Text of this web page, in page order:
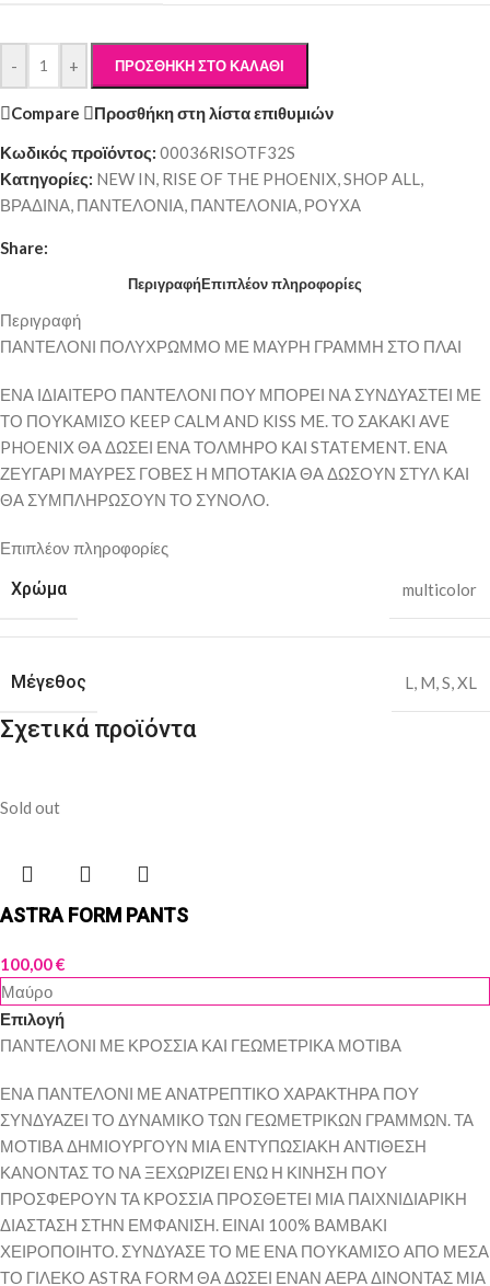
- + ΠΡΟΣΘΉΚΗ ΣΤΟ ΚΑΛΆΘΙ
Compare
Προσθήκη στη λίστα επιθυμιών
Κωδικός προϊόντος: 00036RISOTF32S
Κατηγορίες: NEW IN, RISE OF THE PHOENIX,SHOP ALL,
ΒΡΑΔΙΝΑ, ΠΑΝΤΕΛΟΝΙΑ, ΠΑΝΤΕΛΟΝΙΑ, ΡΟΥΧΑ
Share:
ΠεριγραφήΕπιπλέον πληροφορίες
Περιγραφή
ΠΑΝΤΕΛΟΝΙ ΠΟΛΥΧΡΩΜΜΟ ΜΕ ΜΑΥΡΗ ΓΡΑΜΜΗ ΣΤΟ ΠΛΑΙ
ΕΝΑ ΙΔΙΑΙΤΕΡΟ ΠΑΝΤΕΛΟΝΙ ΠΟΥ ΜΠΟΡΕΙ ΝΑ ΣΥΝΔΥΑΣΤΕΙ ΜΕ
ΤΟ ΠΟΥΚΑΜΙΣΟ KEEP CALM AND KISS ME. ΤΟ ΣΑΚΑΚΙ AVE
PHOENIX ΘΑ ΔΩΣΕΙ ΕΝΑ ΤΟΛΜΗΡΟ ΚΑΙ STATEMENT. ΕΝΑ
ΖΕΥΓΑΡΙ ΜΑΥΡΕΣ ΓΟΒΕΣ Η ΜΠΟΤΑΚΙΑ ΘΑ ΔΩΣΟΥΝ ΣΤΥΛ ΚΑΙ
ΘΑ ΣΥΜΠΛΗΡΩΣΟΥΝ ΤΟ ΣΥΝΟΛΟ.
Επιπλέον πληροφορίες
Χρώμα multicolor
Μέγεθος L, M,S,XL
Σχετικά προϊόντα
Sold out
ASTRA FORM PANTS
100,00€
Μαύρο
Επιλογή
ΠΑΝΤΕΛΟΝΙ ΜΕ ΚΡΟΣΣΙΑ ΚΑΙ ΓΕΩΜΕΤΡΙΚΑ ΜΟΤΙΒΑ
ΕΝΑ ΠΑΝΤΕΛΟΝΙ ΜΕ ΑΝΑΤΡΕΠΤΙΚΟ ΧΑΡΑΚΤΗΡΑ ΠΟΥ
ΣΥΝΔΥΑΖΕΙ ΤΟ ΔΥΝΑΜΙΚΟ ΤΩΝ ΓΕΩΜΕΤΡΙΚΩΝ ΓΡΑΜΜΩΝ. ΤΑ
ΜΟΤΙΒΑ ΔΗΜΙΟΥΡΓΟΥΝ ΜΙΑ ΕΝΤΥΠΩΣΙΑΚΗ ΑΝΤΙΘΕΣΗ
ΚΑΝΟΝΤΑΣ ΤΟ ΝΑ ΞΕΧΩΡΙΖΕΙ ΕΝΩ Η ΚΙΝΗΣΗ ΠΟΥ
ΠΡΟΣΦΕΡΟΥΝ ΤΑ ΚΡΟΣΣΙΑ ΠΡΟΣΘΕΤΕΙ ΜΙΑ ΠΑΙΧΝΙΔΙΑΡΙΚΗ
ΔΙΑΣΤΑΣΗ ΣΤΗΝ ΕΜΦΑΝΙΣΗ. ΕΙΝΑΙ 100% ΒΑΜΒΑΚΙ
ΧΕΙΡΟΠΟΙΗΤΟ. ΣΥΝΔΥΑΣΕ ΤΟ ΜΕ ΕΝΑ ΠΟΥΚΑΜΙΣΟ ΑΠΟ ΜΕΣΑ
ΤΟ ΓΙΛΕΚΟ ASTRA FORM ΘΑ ΔΩΣΕΙ ΕΝΑΝ ΑΕΡΑ ΔΙΝΟΝΤΑΣ ΜΙΑ